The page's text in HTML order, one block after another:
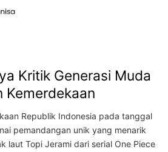
Kritik Generasi Muda
Kemerdekaan
Republik Indonesia pada tanggal
pemandangan unik yang menarik
laut Topi Jerami dari serial One Piece